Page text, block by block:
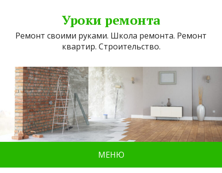
Уроки ремонта
Ремонт своими руками. Школа ремонта. Ремонт
квартир. Строительство.
МЕНЮ